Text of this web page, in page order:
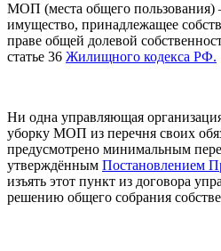
МОП (места общего
имущество, принадлежащее
праве общей долевой
статье 36 Жилищного кодекса РФ.
Ни одна управляющая
уборку МОП из перечня своих
предусмотрено минимальным
утверждённым Постановлением
изъять этот пункт из договора
решению общего собрания